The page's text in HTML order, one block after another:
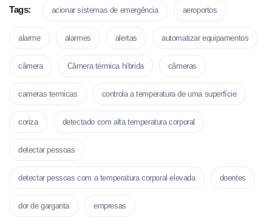
Tags: acionar sistemas de emergência aeroportos
alarme alarmes alertas automatizar equipamentos
câmera Câmera térmica híbrida câmeras
cameras termicas controla a temperatura de uma superfície
coriza detectado com alta temperatura corporal
detectar pessoas
detectar pessoas com a temperatura corporal elevada doentes
dor de garganta empresas